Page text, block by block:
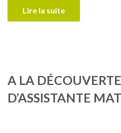
Lire la suite
A LA
D’ASSISTANTE